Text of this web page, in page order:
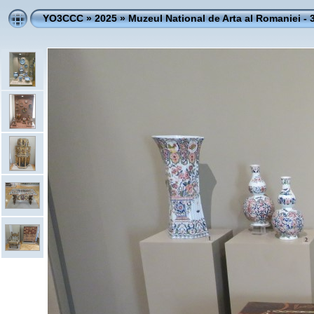
YO3CCC»2025»Muzeul National de Arta al Romaniei -